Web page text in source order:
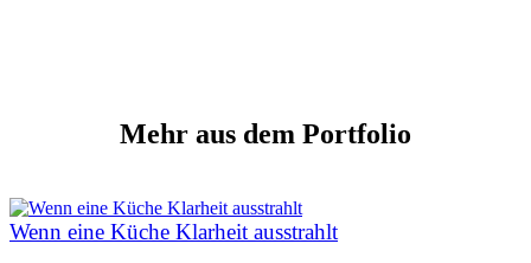
Mehr aus dem Portfolio
Wenn eine Küche Klarheit ausstrahlt